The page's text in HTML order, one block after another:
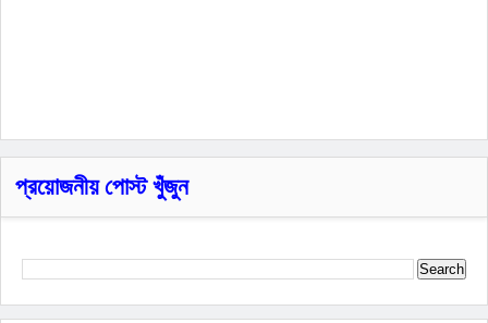
প্রয়োজনীয় পোস্ট খুঁজুন